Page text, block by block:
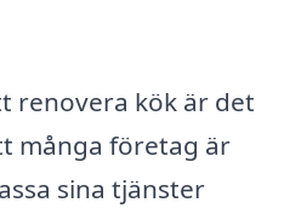
renovera kök är det
många företag är
sina tjänster